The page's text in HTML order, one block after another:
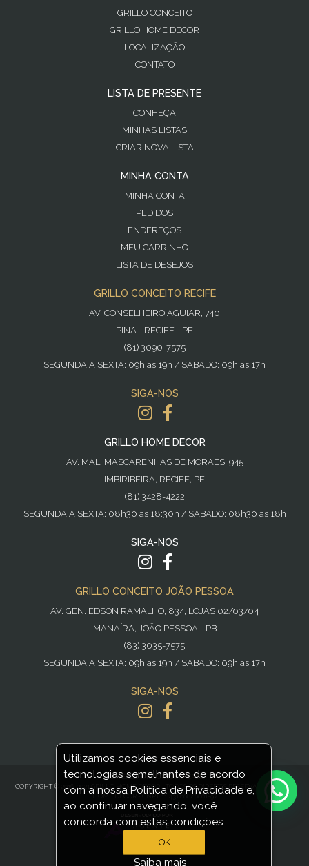
GRILLO CONCEITO
GRILLO HOME DECOR
LOCALIZAÇÃO
CONTATO
LISTA DE PRESENTE
CONHEÇA
MINHAS LISTAS
CRIAR NOVA LISTA
MINHA CONTA
MINHA CONTA
PEDIDOS
ENDEREÇOS
MEU CARRINHO
LISTA DE DESEJOS
GRILLO CONCEITO RECIFE
AV. CONSELHEIRO AGUIAR, 740
PINA - RECIFE - PE
(81) 3090-7575
SEGUNDA À SEXTA: 09h as 19h / SÁBADO: 09h as 17h
SIGA-NOS
GRILLO HOME DECOR
AV. MAL. MASCARENHAS DE MORAES, 945
IMBIRIBEIRA, RECIFE, PE
(81) 3428-4222
SEGUNDA À SEXTA: 08h30 as 18:30h / SÁBADO: 08h30 as 18h
SIGA-NOS
GRILLO CONCEITO JOÃO PESSOA
AV. GEN. EDSON RAMALHO, 834, LOJAS 02/03/04
MANAÍRA, JOÃO PESSOA - PB
(83) 3035-7575
SEGUNDA À SEXTA: 09h as 19h / SÁBADO: 09h as 17h
SIGA-NOS
POWERED BYNOPCOMMERCE
COPYRIGHT © 2016-2021 GRILLO HOME DECOR - TODOS OS DIREITOS RESERVADOS GRILLO
HOME DECOR - CNPJ: 11.431.608/0001-97
Utilizamos cookies essenciais e
tecnologias semelhantes de acordo
com a nossa Política de Privacidade e,
ao continuar navegando, você
concorda com estas condições.
OK
Saiba mais